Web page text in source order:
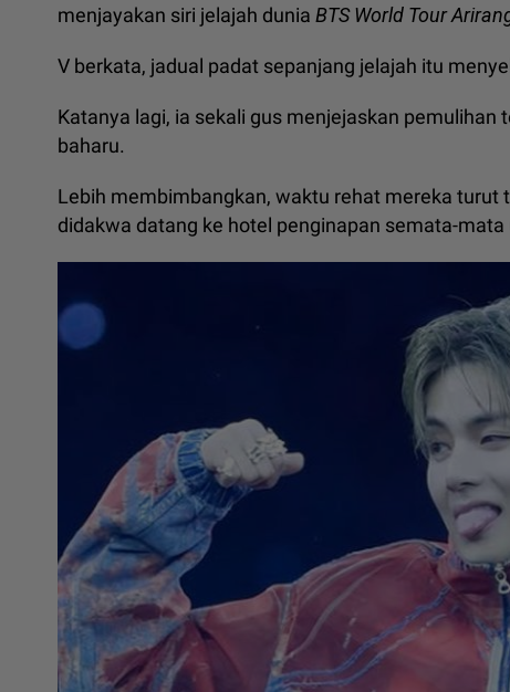
menjayakan siri jelajah dunia BTS World Tour
V berkata, jadual padat sepanjang jelajah itu
Katanya lagi, ia sekali gus menjejaskan
baharu.
Lebih membimbangkan, waktu rehat mereka
didakwa datang ke hotel penginapan semata-